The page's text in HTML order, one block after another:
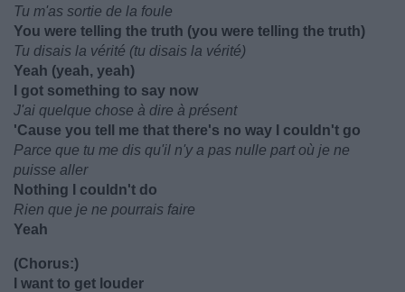
Tu m'as sortie de la foule
You were telling the truth (you were telling the truth)
Tu disais la vérité (tu disais la vérité)
Yeah (yeah, yeah)
I got something to say now
J'ai quelque chose à dire à présent
'Cause you tell me that there's no way I couldn't go
Parce que tu me dis qu'il n'y a pas nulle part où je ne
puisse aller
Nothing I couldn't do
Rien que je ne pourrais faire
Yeah
(Chorus:)
I want to get louder